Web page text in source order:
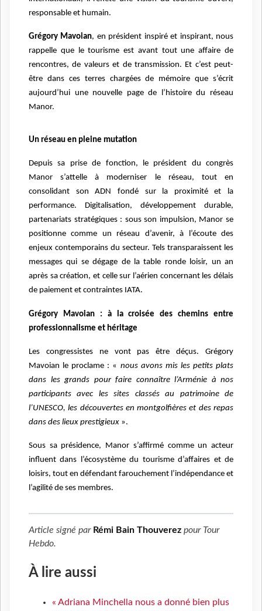
responsable et humain.
Grégory Mavoian, en président inspiré et inspirant, nous
rappelle que le tourisme est avant tout une affaire de
rencontres, de valeurs et de transmission. Et c’est peut-
être dans ces terres chargées de mémoire que s’écrit
aujourd’hui une nouvelle page de l’histoire du réseau
Manor.
Un réseau en pleine mutation
Depuis sa prise de fonction, le président du congrès
Manor s’attelle à moderniser le réseau, tout en
consolidant son ADN fondé sur la proximité et la
performance. Digitalisation, développement durable,
partenariats stratégiques : sous son impulsion, Manor se
positionne comme un réseau d’avenir, à l’écoute des
enjeux contemporains du secteur. Tels transparaissent les
messages qui se dégage de la table ronde loisir, un an
après sa création, et celle sur l’aérien concernant les délais
de paiement et contraintes IATA.
Grégory Mavoian : à la croisée des chemins entre
professionnalisme et héritage
Les congressistes ne vont pas être déçus. Grégory
Mavoian le proclame : « nous avons mis les petits plats
dans les grands pour faire connaître l’Arménie à nos
participants avec les sites classés au patrimoine de
l’UNESCO, les découvertes en montgolfières et des repas
dans des lieux prestigieux ».
Sous sa présidence, Manor s’affirmé comme un acteur
influent dans l’écosystème du tourisme d’affaires et de
loisirs, tout en défendant farouchement l’indépendance et
l’agilité de ses membres.
Article signé par Rémi Bain Thouverez pour Tour
Hebdo.
À lire aussi
« Adriana Minchella nous a donné bien plus